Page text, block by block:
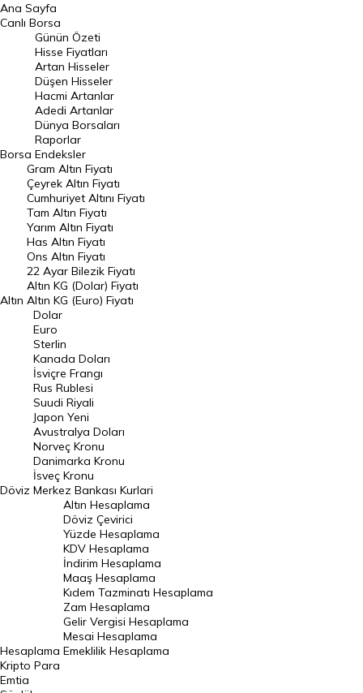
BIST 100 Hisseleri
En Çok Artan Hisseler
En Çok Düşen Hisseler
Hacmi Artanlar
Geçmiş Kapanışlar
Dünya Borsaları
Raporlar
Endeksler
DÖVİZ
Döviz Kuru
Dolar Kuru
Euro Kuru
Pound Kuru
Frank Kuru
Riyal Kuru
Avustralya Doları
Danimarka Kronu Kuru
Kanada Doları Kuru
Norveç Kronu Kuru
İsveç Kronu Kuru
Japon Yeni Kuru
Serbest Piyasa Döviz Kurları
Merkez Bankası Döviz Kurları
Altın Fiyatları
Gram Altın Fiyatı
Ana Sayfa
Canlı Borsa
Borsa
Günün Özeti
Hisse Fiyatları
Artan Hisseler
Düşen Hisseler
Hacmi Artanlar
Adedi Artanlar
Dünya Borsaları
Raporlar
Endeksler
Altın
Gram Altın Fiyatı
Çeyrek Altın Fiyatı
Cumhuriyet Altını Fiyatı
Tam Altın Fiyatı
Yarım Altın Fiyatı
Has Altın Fiyatı
Ons Altın Fiyatı
22 Ayar Bilezik Fiyatı
Altın KG (Dolar) Fiyatı
Altın KG (Euro) Fiyatı
Döviz
Dolar
Euro
Sterlin
Kanada Doları
İsviçre Frangı
Rus Rublesi
Suudi Riyali
Japon Yeni
Avustralya Doları
Norveç Kronu
Danimarka Kronu
İsveç Kronu
Merkez Bankası Kurlari
Hesaplama
Altın Hesaplama
Döviz Çevirici
Yüzde Hesaplama
KDV Hesaplama
İndirim Hesaplama
Maaş Hesaplama
Kıdem Tazminatı Hesaplama
Zam Hesaplama
Gelir Vergisi Hesaplama
Mesai Hesaplama
Emeklilik Hesaplama
Kripto Para
Emtia